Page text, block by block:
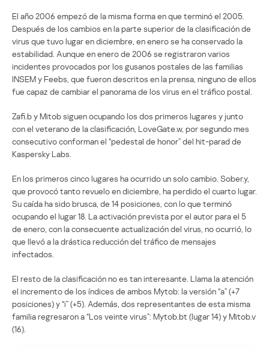
El año 2006 empezó de la misma forma en que terminó el 2005.
Después de los cambios en la parte superior de la clasificación de
virus que tuvo lugar en diciembre, en enero se ha conservado la
estabilidad. Aunque en enero de 2006 se registraron varios
incidentes provocados por los gusanos postales de las familias
INSEM y Feebs, que fueron descritos en la prensa, ninguno de ellos
fue capaz de cambiar el panorama de los virus en el tráfico postal.
Zafi.b y Mitob siguen ocupando los dos primeros lugares y junto
con el veterano de la clasificación, LoveGate.w, por segundo mes
consecutivo conforman el “pedestal de honor” del hit-parad de
Kaspersky Labs.
En los primeros cinco lugares ha ocurrido un solo cambio. Sober.y,
que provocó tanto revuelo en diciembre, ha perdido el cuarto lugar.
Su caída ha sido brusca, de 14 posiciones, con lo que terminó
ocupando el lugar 18. La activación prevista por el autor para el 5
de enero, con la consecuente actualización del virus, no ocurrió, lo
que llevó a la drástica reducción del tráfico de mensajes
infectados.
El resto de la clasificación no es tan interesante. Llama la atención
el incremento de los índices de ambos Mytob: la versión “a” (+7
posiciones) y “i” (+5). Además, dos representantes de esta misma
familia regresaron a “Los veinte virus”: Mytob.bt (lugar 14) y Mitob.v
(16).